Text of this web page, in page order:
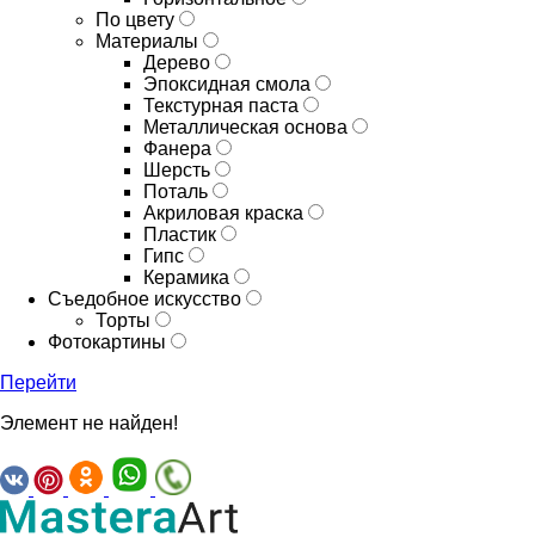
По цвету
Материалы
Дерево
Эпоксидная смола
Текстурная паста
Металлическая основа
Фанера
Шерсть
Поталь
Акриловая краска
Пластик
Гипс
Керамика
Съедобное искусство
Торты
Фотокартины
Перейти
Элемент не найден!